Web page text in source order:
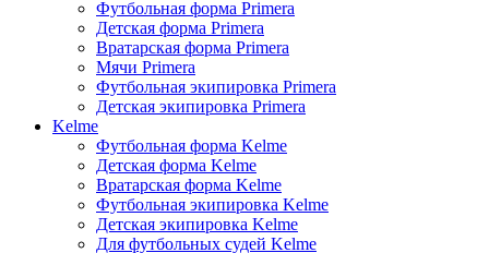
Футбольная форма Primera
Детская форма Primera
Вратарская форма Primera
Мячи Primera
Футбольная экипировка Primera
Детская экипировка Primera
Kelme
Футбольная форма Kelme
Детская форма Kelme
Вратарская форма Kelme
Футбольная экипировка Kelme
Детская экипировка Kelme
Для футбольных судей Kelme